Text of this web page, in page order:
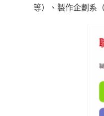
等）、製作企劃系